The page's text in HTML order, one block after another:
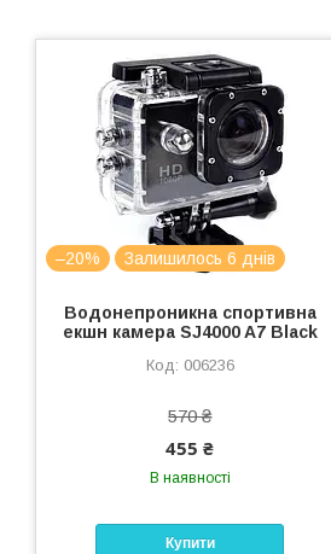
–20% Залишилось 6 днів
Водонепроникна спортивна
екшн камера SJ4000 A7 Black
006236
570 ₴
455 ₴
В наявності
Купити